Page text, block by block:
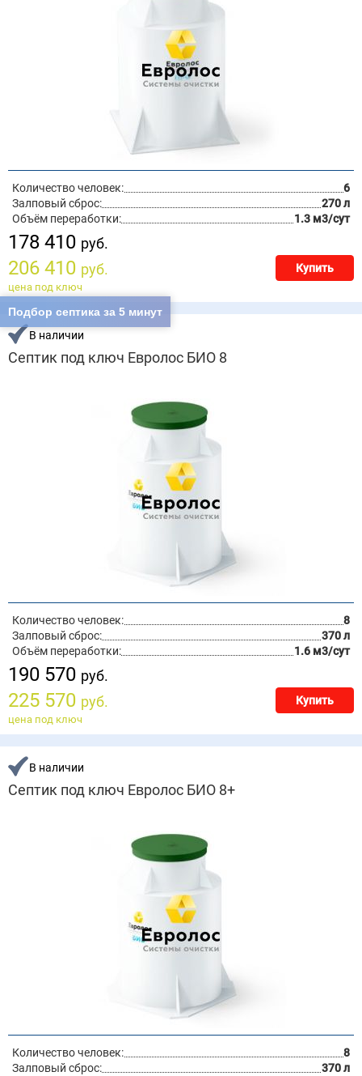
Количество человек:
6
Залповый сброс:
270 л
Объём переработки:
1.3 м3/сут
178 410 руб.
206 410 руб. Купить
цена под ключ
В наличии
Септик под ключ Евролос БИО 8
Количество человек:
8
Залповый сброс:
370 л
Объём переработки:
1.6 м3/сут
190 570 руб.
225 570 руб. Купить
цена под ключ
В наличии
Септик под ключ Евролос БИО 8+
Количество человек:
8
Залповый сброс:
370 л
Подбор септика за 5 минут